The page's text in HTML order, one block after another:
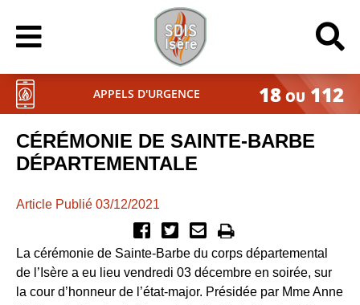
APPELS D'URGENCE 18 OU 112
CÉRÉMONIE DE SAINTE-BARBE
DÉPARTEMENTALE
Article Publié 03/12/2021
La cérémonie de Sainte-Barbe du corps départemental
de l’Isère a eu lieu vendredi 03 décembre en soirée, sur
la cour d’honneur de l’état-major. Présidée par MmeAnne